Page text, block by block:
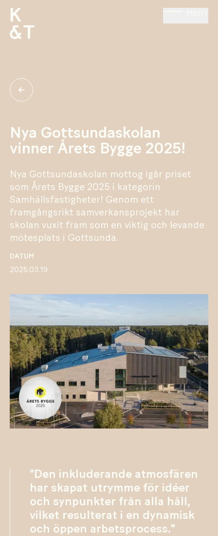
Nya Gottsundaskolan
vinner Årets Bygge 2025!
DATUM
2025.03.19
Nya Gottsundaskolan mottog igår priset
som Årets Bygge 2025 i kategorin
Samhällsfastigheter! Genom ett
framgångsrikt samverkansprojekt har
skolan vuxit fram som en viktig och levande
mötesplats i Gottsunda.
"Den inkluderande atmosfären
har skapat utrymme för idéer
och synpunkter från alla håll,
vilket resulterat i en dynamisk
och öppen arbetsprocess."